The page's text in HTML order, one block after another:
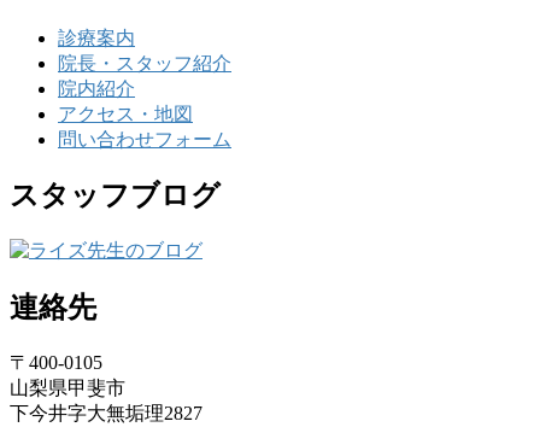
診療案内
院長・スタッフ紹介
院内紹介
アクセス・地図
問い合わせフォーム
スタッフブログ
連絡先
〒400-0105
山梨県甲斐市
下今井字大無垢理2827